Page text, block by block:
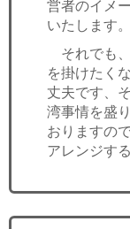
営者のイメ
いたします。
それでも
を掛けたく
丈夫です、
湾事情を盛
おりますの
アレンジす